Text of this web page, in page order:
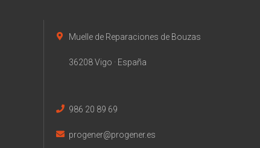
Muelle de Reparaciones de Bouzas
36208 Vigo · España
986 20 89 69
progener@progener.es